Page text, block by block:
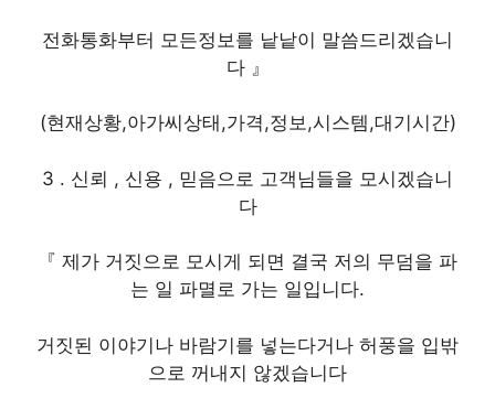
전화통화부터 모든정보를 낱낱이 말씀드리겠습니
다 』
(현재상황,아가씨상태,가격,정보,시스템,대기시간)
3 . 신뢰 , 신용 , 믿음으로 고객님들을 모시겠습니
다
『 제가 거짓으로 모시게 되면 결국 저의 무덤을 파
는 일 파멸로 가는 일입니다.
거짓된 이야기나 바람기를 넣는다거나 허풍을 입밖
으로 꺼내지 않겠습니다